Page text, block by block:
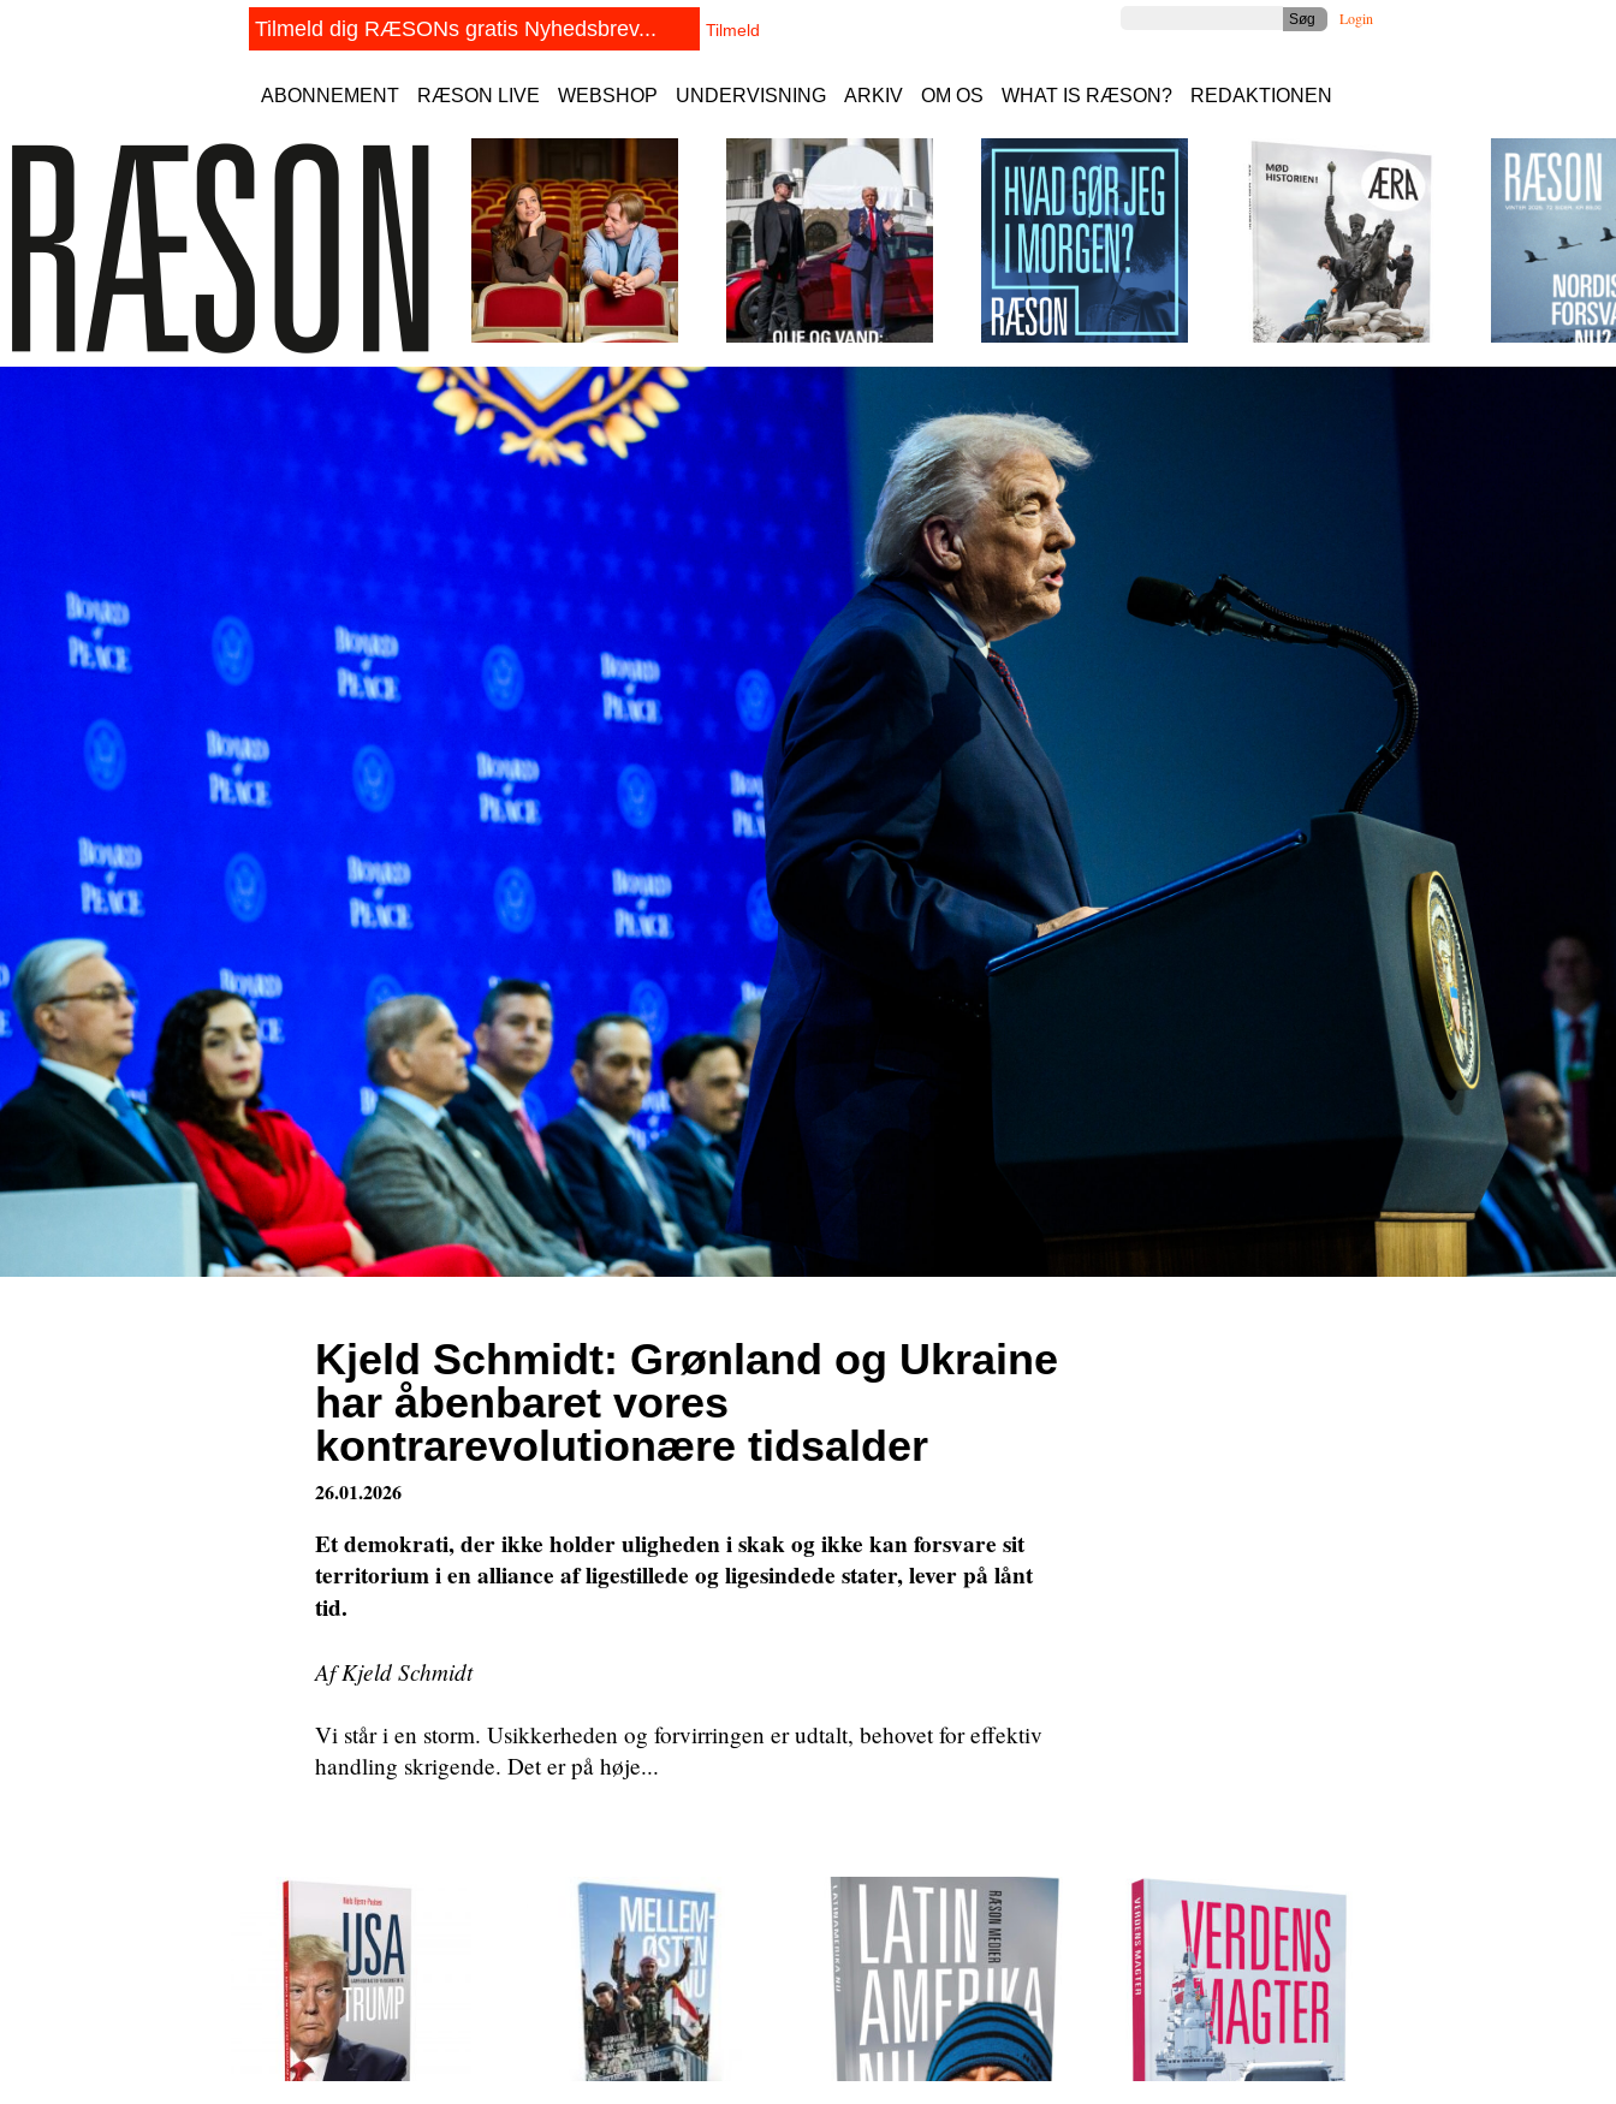
Login
ABONNEMENT RÆSON LIVE WEBSHOP UNDERVISNING ARKIV OM OS WHAT IS RÆSON? REDAKTIONEN
Kjeld Schmidt: Grønland og Ukraine
har åbenbaret vores
kontrarevolutionære tidsalder
26.01.2026
Et demokrati, der ikke holder uligheden i skak og ikke kan forsvare sit
territorium i en alliance af ligestillede og ligesindede stater, lever på lånt
tid.
Af Kjeld Schmidt
Vi står i en storm. Usikkerheden og forvirringen er udtalt, behovet for effektiv
handling skrigende. Det er på høje...